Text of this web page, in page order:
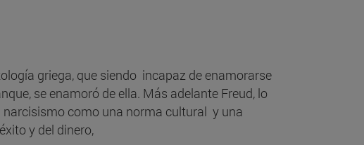
griega, que siendo incapaz de enamorarse
se enamoró de ella. Más adelante Freud, lo
como una norma cultural y una
y del dinero,